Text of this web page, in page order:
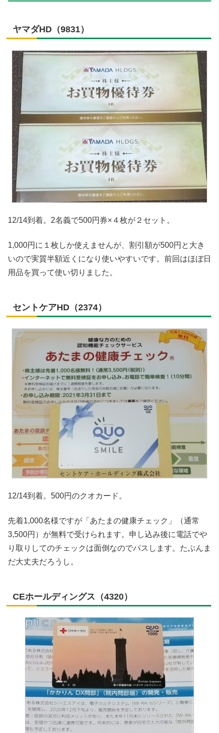
ヤマダHD（9831）
12/14到着。2名義で500円券×４枚が２セット。
1,000円に１枚しか使えませんが、割引額が500円と大き
いので実質半額近くになり使いやすいです。前回はほぼ日
用品を買って使い切りました。
セントケアHD（2374）
12/14到着。500円のクオカード。
先着1,000名様ですが「あたまの健康チェック」（通常
3,500円）が無料で受けられます。申し込み後に電話でや
り取りしてのチェックは面倒なのでパスします。たぶんま
だ大丈夫だろうし。
CEホールディングス（4320）